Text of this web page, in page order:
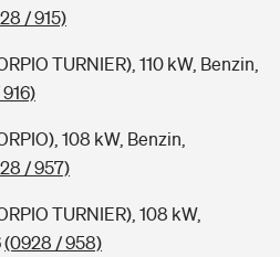
/ 915)
TURNIER), 110 kW, Benzin,
108 kW, Benzin,
/ 957)
TURNIER), 108 kW,
(0928 / 958)